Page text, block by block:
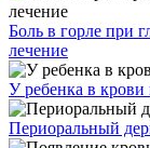
Боль в горле при
лечение
У ребенка в
Периоральный